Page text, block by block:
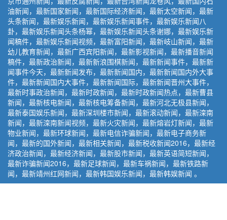
油新闻，最新国家新闻，最新国际经济新闻，最新太空新闻，最新
头条新闻，最新娱乐新闻，最新娱乐新闻事件，最新娱乐新闻八
卦，最新娱乐新闻头条杨幂，最新娱乐新闻头条谢娜，最新娱乐新
闻稿件，最新娱乐新闻视频，最新富阳新闻，最新岐山新闻，最新
幼儿教育新闻，最新广西宾阳新闻，最新影视新闻，最新播音新闻
稿件，最新政治新闻，最新新浪围棋新闻，最新新闻事件，最新新
闻事件今天，最新新闻发布，最新新闻国内，最新新闻国内外大事
件，最新新闻国内大事件，最新新闻国际，最新新闻晋州大事件，
最新时事政治新闻，最新时政新闻，最新时政新闻热点，最新曹县
新闻，最新核电新闻，最新核电筹备新闻，最新河北无极县新闻，
最新泰国娱乐新闻，最新深圳楼市新闻，最新滚动新闻，最新滦南
新闻，最新滦南新闻视频，最新火灾新闻，最新熔岩灯新闻，最新
物业新闻，最新环球新闻，最新电信诈骗新闻，最新电子商务新
闻，最新的国外新闻，最新相关新闻，最新税收新闻2016，最新经
济政治新闻，最新经济新闻，最新股市新闻，最新英语简短新闻，
最新诈骗新闻2016，最新足球新闻，最新车祸新闻，最新铁路新
闻，最新靖州红网新闻，最新韩国娱乐新闻，最新韩娱新闻 。